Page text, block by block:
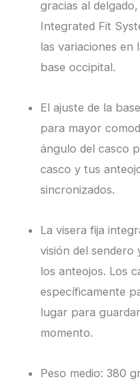
gracias al
Integrated Fit
las variaciones en
base occipital.
El ajuste de la
para mayor
ángulo del casco
casco y tus
sincronizados.
La visera fija
visión del
los anteojos. Los
específicamente
lugar para
momento.
Peso medio: 380